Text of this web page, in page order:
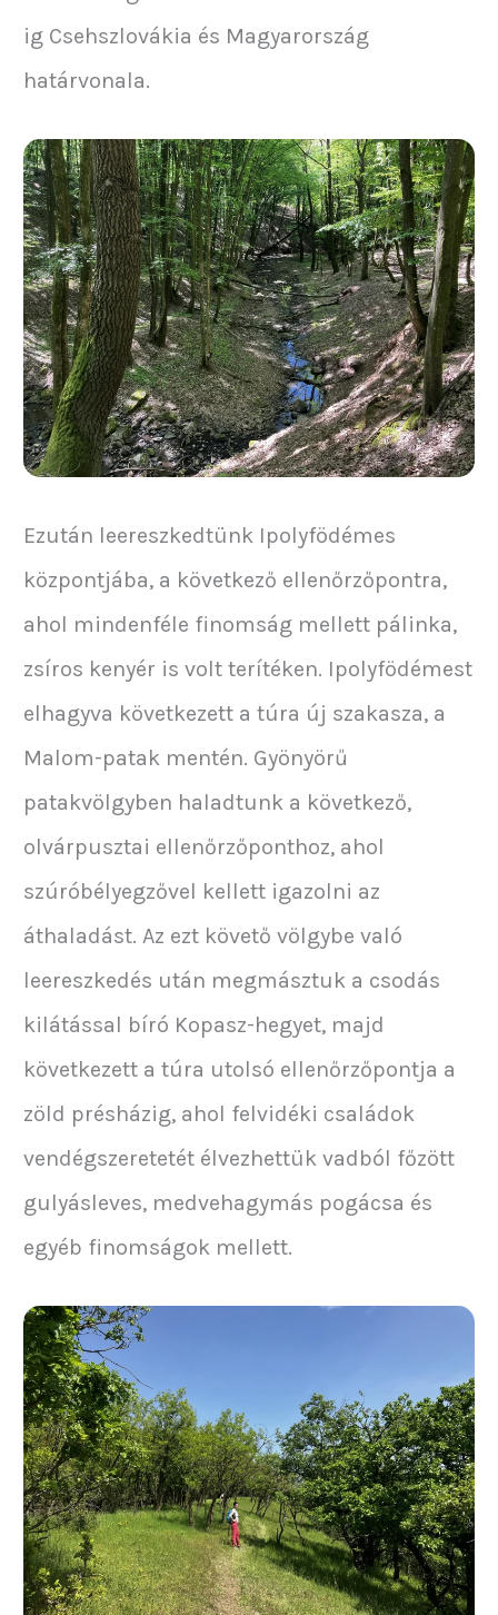
ig Csehszlovákia és Magyarország
határvonala.
Ezután leereszkedtünk Ipolyfödémes
központjába, a következő ellenőrzőpontra,
ahol mindenféle finomság mellett pálinka,
zsíros kenyér is volt terítéken. Ipolyfödémest
elhagyva következett a túra új szakasza, a
Malom-patak mentén. Gyönyörű
patakvölgyben haladtunk a következő,
olvárpusztai ellenőrzőponthoz, ahol
szúróbélyegzővel kellett igazolni az
áthaladást. Az ezt követő völgybe való
leereszkedés után megmásztuk a csodás
kilátással bíró Kopasz-hegyet, majd
következett a túra utolsó ellenőrzőpontja a
zöld présházig, ahol felvidéki családok
vendégszeretetét élvezhettük vadból főzött
gulyásleves, medvehagymás pogácsa és
egyéb finomságok mellett.